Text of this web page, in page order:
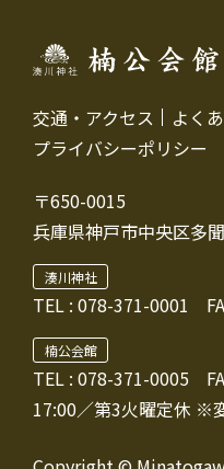
交通・アクセス よく
プライバシーポリシー
〒650-0015
兵庫県神戸市中央区多
湊川神社
TEL : 078-371-0001
楠公会館
TEL : 078-371-0005
17:00／第3火曜定休 ※